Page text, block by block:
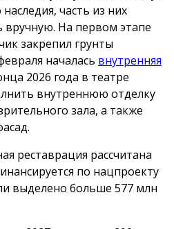
часть из них
На первом этапе
закрепил грунты
началась внутренняя
2026 года в театре
внутреннюю отделку
зала, а также
реставрация рассчитана
по нацпроекту
выделено больше 577 млн